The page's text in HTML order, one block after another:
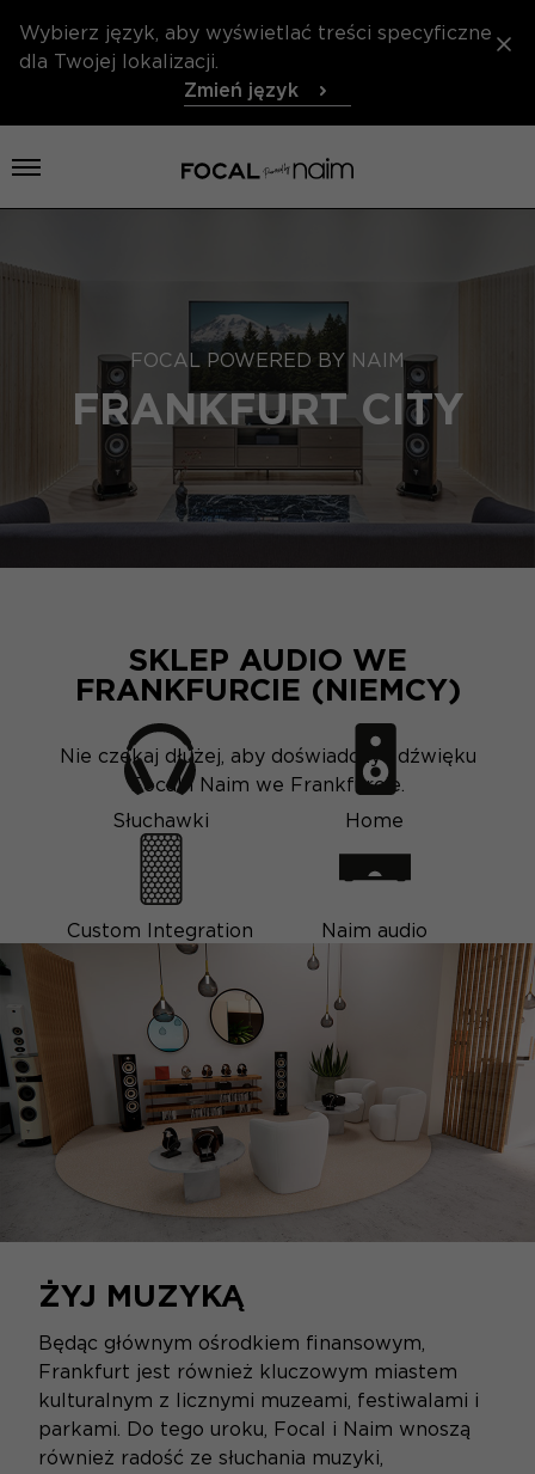
Wybierz język, aby wyświetlać treści specyficzne
dla Twojej lokalizacji.
Zmień język
Otwórz menu
FOCAL POWERED BY NAIM
FRANKFURT CITY
SKLEP AUDIO WE
FRANKFURCIE (NIEMCY)
Nie czekaj dłużej, aby doświadczyć dźwięku
Focal i Naim we Frankfurcie.
Słuchawki
Home
Custom Integration Naim audio
ŻYJ MUZYKĄ
Będąc głównym ośrodkiem finansowym,
Frankfurt jest również kluczowym miastem
kulturalnym z licznymi muzeami, festiwalami i
parkami. Do tego uroku, Focal i Naim wnoszą
również radość ze słuchania muzyki,